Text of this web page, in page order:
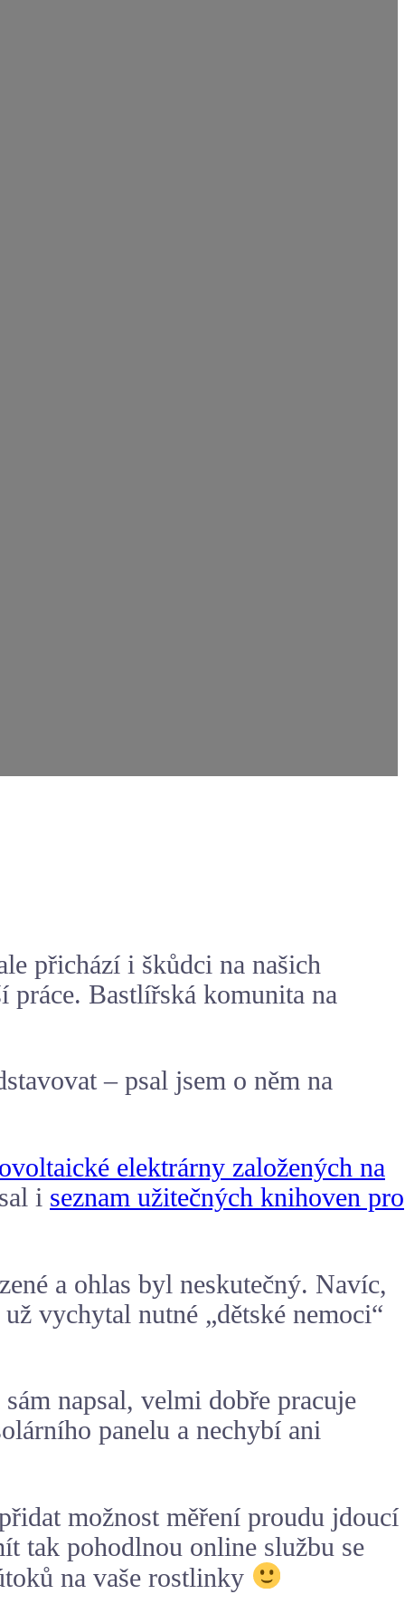
přichází i škůdci na našich
práce. Bastlířská komunita na
– psal jsem o něm na
elektrárny založených na
i seznam užitečných knihoven pro
a ohlas byl neskutečný. Navíc,
vychytal nutné „dětské nemoci“
napsal, velmi dobře pracuje
panelu a nechybí ani
možnost měření proudu jdoucí
tak pohodlnou online službu se
na vaše rostlinky